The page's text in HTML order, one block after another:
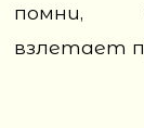
помни,
взлетает